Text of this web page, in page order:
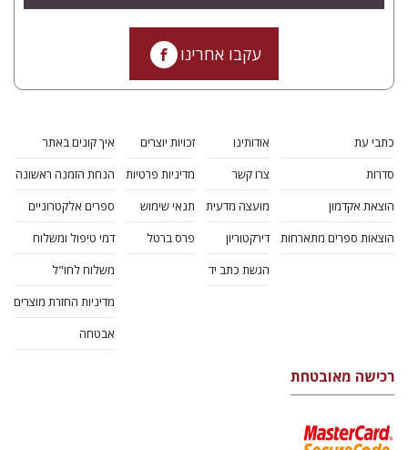
עקבו אחרינו
כתבי עת
סדרות
הוצאת אקדמון
הוצאות ספרים מתארחות
אודותינו
צרו קשר
מועצה מדעית
דירקטוריון
הגשת כתב יד
זכויות יוצרים
מדיניות פרטיות
תנאי שימוש
פרס ברטל
איך קונים באתר
הנחת הזמנה ראשונה
ספרים אלקטרוניים
דמי טיפול ומשלוח
משלוח לחו"ל
מדיניות החזרת מוצרים
אבטחה
רכישה מאובטחת